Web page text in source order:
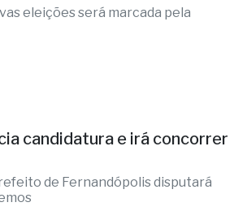
eleições será marcada pela
candidatura e irá concorrer
de Fernandópolis disputará